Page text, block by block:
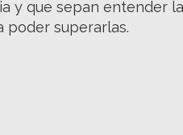
y que sepan entender
poder superarlas.